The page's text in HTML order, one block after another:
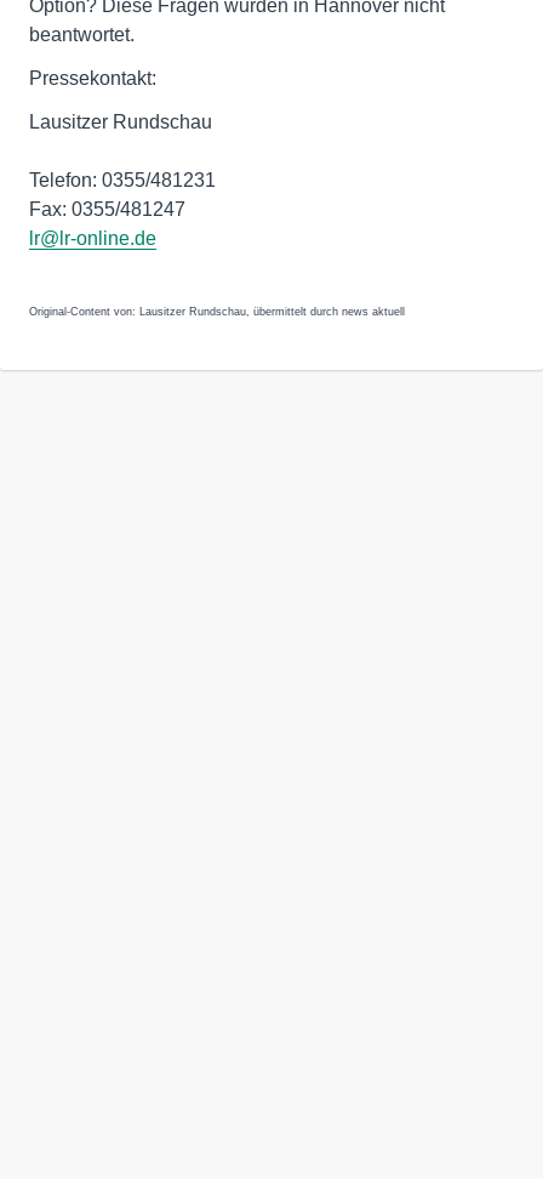
Option? Diese Fragen wurden in Hannover nicht
beantwortet.
Pressekontakt:
Lausitzer Rundschau
Telefon: 0355/481231
Fax: 0355/481247
lr@lr-online.de
Original-Content von: Lausitzer Rundschau, übermittelt durch news aktuell